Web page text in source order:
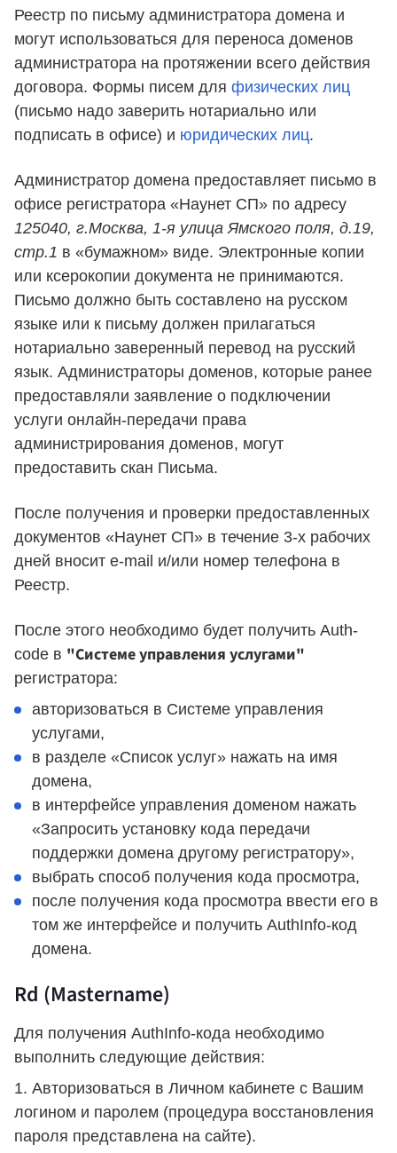
Реестр по письму администратора домена и
могут использоваться для переноса доменов
администратора на протяжении всего действия
договора. Формы писем для физических лиц
(письмо надо заверить нотариально или
подписать в офисе) и юридических лиц.
Администратор домена предоставляет письмо в
офисе регистратора «Наунет СП» по адресу
125040, г.Москва, 1-я улица Ямского поля, д.19,
стр.1 в «бумажном» виде. Электронные копии
или ксерокопии документа не принимаются.
Письмо должно быть составлено на русском
языке или к письму должен прилагаться
нотариально заверенный перевод на русский
язык. Администраторы доменов, которые ранее
предоставляли заявление о подключении
услуги онлайн-передачи права
администрирования доменов, могут
предоставить скан Письма.
После получения и проверки предоставленных
документов «Наунет СП» в течение 3-х рабочих
дней вносит e-mail и/или номер телефона в
Реестр.
После этого необходимо будет получить Auth-
code в "Системе управления услугами"
регистратора:
авторизоваться в Системе управления
услугами,
в разделе «Список услуг» нажать на имя
домена,
в интерфейсе управления доменом нажать
«Запросить установку кода передачи
поддержки домена другому регистратору»,
выбрать способ получения кода просмотра,
после получения кода просмотра ввести его в
том же интерфейсе и получить AuthInfo-код
домена.
Rd (Mastername)
Для получения AuthInfo-кода необходимо
выполнить следующие действия:
Авторизоваться в Личном кабинете с Вашим
логином и паролем (процедура восстановления
пароля представлена на сайте).